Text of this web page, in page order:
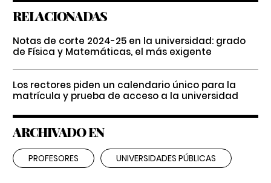
RELACIONADAS
Notas de corte 2024-25 en la universidad: grado
de Física y Matemáticas, el más exigente
Los rectores piden un calendario único para la
matrícula y prueba de acceso a la universidad
ARCHIVADO EN
PROFESORES UNIVERSIDADES PÚBLICAS